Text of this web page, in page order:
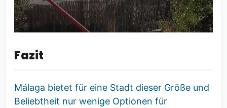
Fazit
Málaga bietet für eine Stadt dieser Größe und
Beliebtheit nur wenige Optionen für